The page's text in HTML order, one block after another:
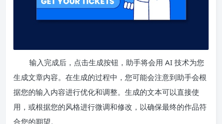
输入完成后，点击生成按钮，助手将会用 AI 技术为您
生成文章内容。在生成的过程中，您可能会注意到助手会根
据您的输入内容进行优化和调整。生成的文本可以直接使
用，或根据您的风格进行微调和修改，以确保最终的作品符
合您的期望。